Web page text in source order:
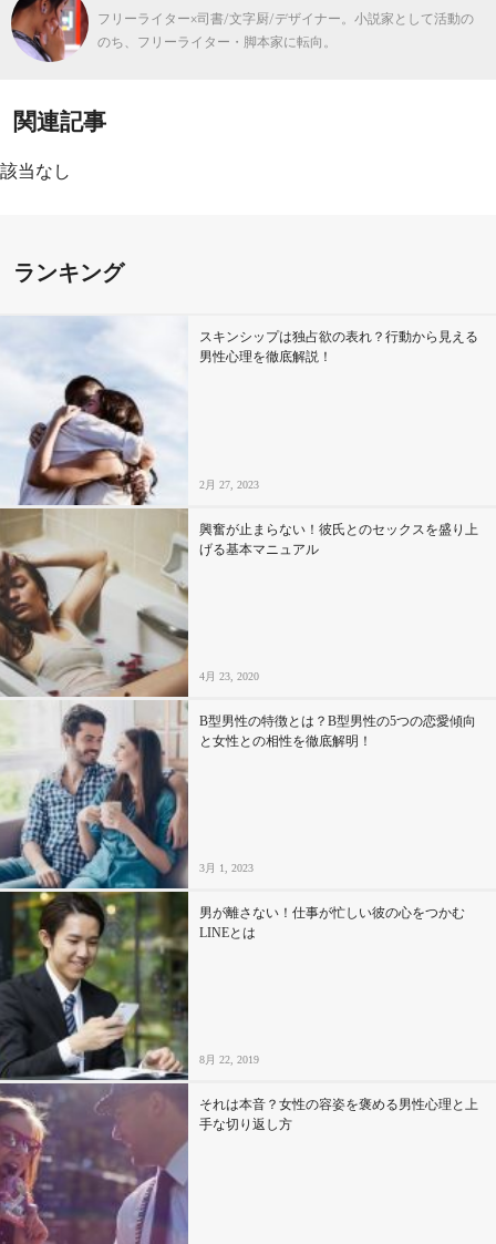
フリーライター×司書/文字厨/デザイナー。小説家として活動の
のち、フリーライター・脚本家に転向。
関連記事
該当なし
ランキング
スキンシップは独占欲の表れ？行動から見える
男性心理を徹底解説！
2月 27, 2023
興奮が止まらない！彼氏とのセックスを盛り上
げる基本マニュアル
4月 23, 2020
B型男性の特徴とは？B型男性の5つの恋愛傾向
と女性との相性を徹底解明！
3月 1, 2023
男が離さない！仕事が忙しい彼の心をつかむ
LINEとは
8月 22, 2019
それは本音？女性の容姿を褒める男性心理と上
手な切り返し方